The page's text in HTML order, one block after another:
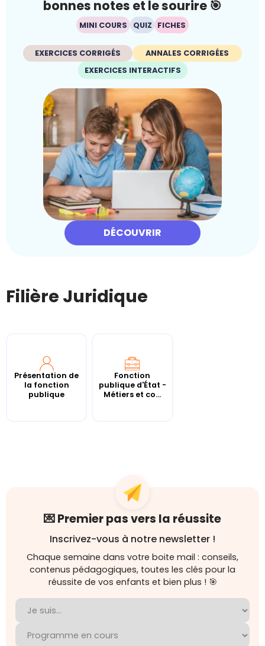
bonnes notes et le sourire 🎯
MINI COURS QUIZ FICHES
EXERCICES CORRIGÉS
ANNALES CORRIGÉES
EXERCICES INTERACTIFS
DÉCOUVRIR
Filière Juridique
Présentation de
la fonction
publique
Fonction
publique d'État -
Métiers et co...
💌 Premier pas vers la réussite
Inscrivez-vous à notre newsletter !
Chaque semaine dans votre boite mail : conseils,
contenus pédagogiques, toutes les clés pour la
réussite de vos enfants et bien plus ! 🎯